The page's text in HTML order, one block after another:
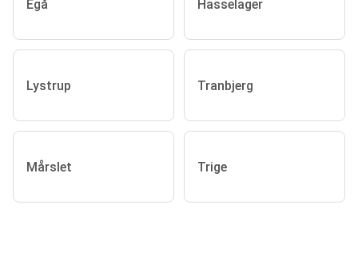
Egå Hasselager
Lystrup Tranbjerg
Mårslet Trige